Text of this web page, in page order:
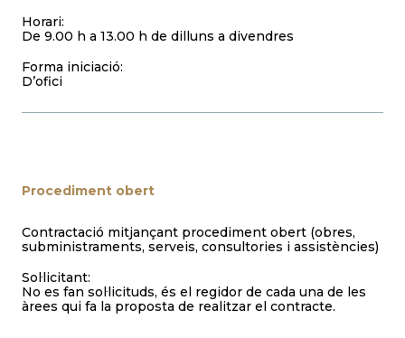
Horari:
De 9.00 h a 13.00 h de dilluns a divendres
Forma iniciació:
D’ofici
Procediment obert
Contractació mitjançant procediment obert (obres,
subministraments, serveis, consultories i assistències)
Sol·licitant:
No es fan sol·licituds, és el regidor de cada una de les
àrees qui fa la proposta de realitzar el contracte.